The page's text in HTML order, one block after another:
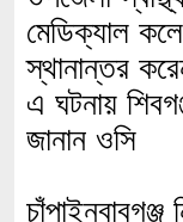
মেডিক্যাল
স্থানান্তর
এ ঘটনায়
জানান ওসি